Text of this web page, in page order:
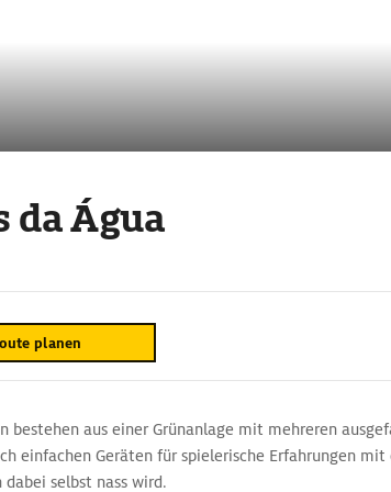
da Água
planen
bestehen aus einer Grünanlage mit mehreren
einfachen Geräten für spielerische Erfahrungen mit
dabei selbst nass wird.